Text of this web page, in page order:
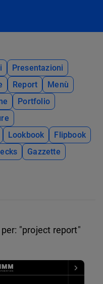
Presentazioni
Report
Menù
Portfolio
Lookbook
Flipbook
Gazzette
"project report"